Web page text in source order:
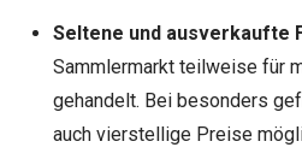
Seltene und ausverkaufte
Sammlermarkt teilweise für
gehandelt. Bei besonders
auch vierstellige Preise